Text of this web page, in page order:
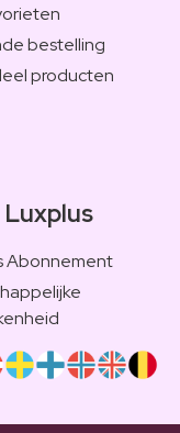
bestelling
producten
Abonnement